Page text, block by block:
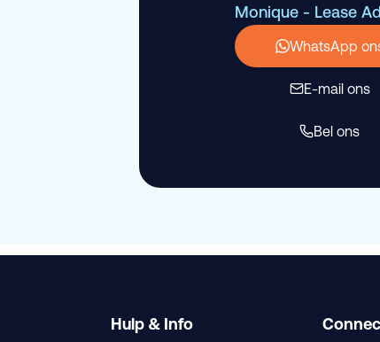
Monique - Lease
WhatsApp
E-mail ons
Bel ons
Hulp & Info